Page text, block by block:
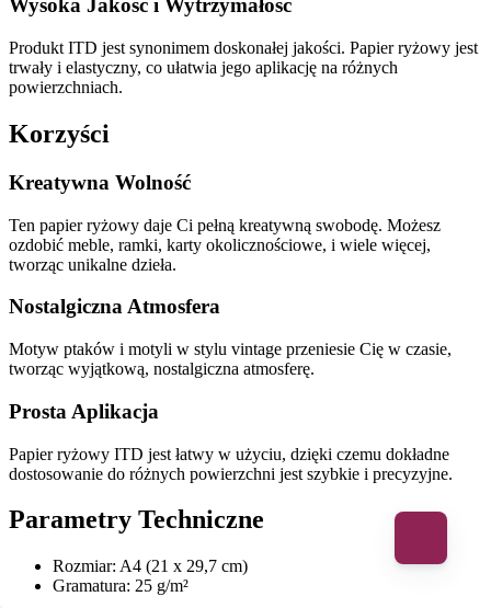
Wysoka Jakość i Wytrzymałość
Produkt ITD jest synonimem doskonałej jakości. Papier ryżowy jest
trwały i elastyczny, co ułatwia jego aplikację na różnych
powierzchniach.
Korzyści
Kreatywna Wolność
Ten papier ryżowy daje Ci pełną kreatywną swobodę. Możesz
ozdobić meble, ramki, karty okolicznościowe, i wiele więcej,
tworząc unikalne dzieła.
Nostalgiczna Atmosfera
Motyw ptaków i motyli w stylu vintage przeniesie Cię w czasie,
tworząc wyjątkową, nostalgiczna atmosferę.
Prosta Aplikacja
Papier ryżowy ITD jest łatwy w użyciu, dzięki czemu dokładne
dostosowanie do różnych powierzchni jest szybkie i precyzyjne.
Parametry Techniczne
Rozmiar: A4 (21 x 29,7 cm)
Gramatura: 25 g/m²